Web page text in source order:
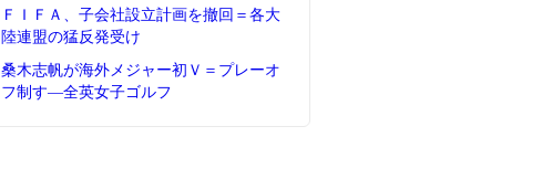
ＦＩＦＡ、子会社設立計画を撤回＝各大
陸連盟の猛反発受け
桑木志帆が海外メジャー初Ｖ＝プレーオ
フ制す―全英女子ゴルフ